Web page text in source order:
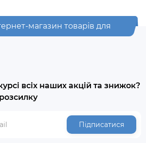
магазин товарів для
всіх наших акцій та знижок?
Підписатися